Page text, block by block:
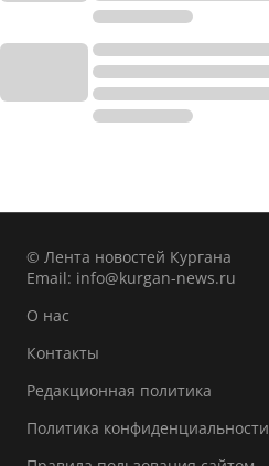
© Лента новостей Кургана
Email: info@kurgan-news.ru
О нас
Контакты
Редакционная политика
Политика конфиденциальности